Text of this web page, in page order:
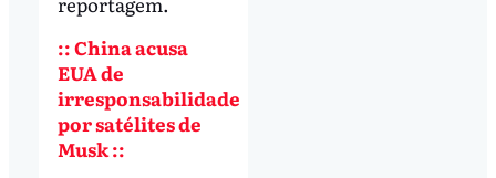
:: China acusa
EUA de
irresponsabilidade
por satélites de
Musk ::